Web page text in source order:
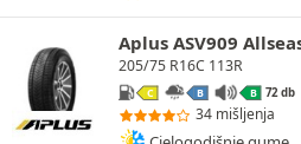
Aplus ASV909
205/75 R16C 113R
C B B 72 db
34 mišljenja